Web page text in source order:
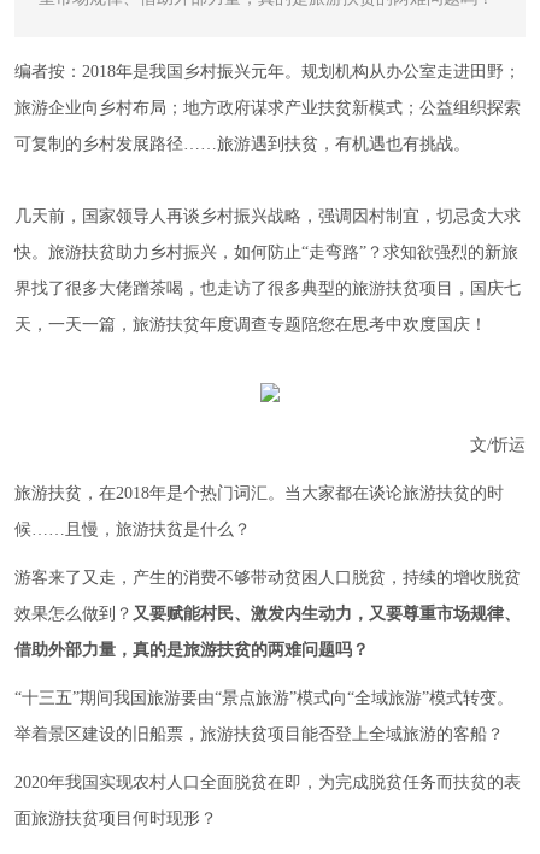
编者按：2018年是我国乡村振兴元年。规划机构从办公室走进田野；
旅游企业向乡村布局；地方政府谋求产业扶贫新模式；公益组织探索
可复制的乡村发展路径……旅游遇到扶贫，有机遇也有挑战。
几天前，国家领导人再谈乡村振兴战略，强调因村制宜，切忌贪大求
快。旅游扶贫助力乡村振兴，如何防止“走弯路”？求知欲强烈的新旅
界找了很多大佬蹭茶喝，也走访了很多典型的旅游扶贫项目，国庆七
天，一天一篇，旅游扶贫年度调查专题陪您在思考中欢度国庆！
文/忻运
旅游扶贫，在2018年是个热门词汇。当大家都在谈论旅游扶贫的时
候……且慢，旅游扶贫是什么？
游客来了又走，产生的消费不够带动贫困人口脱贫，持续的增收脱贫
效果怎么做到？ 又要赋能村民、激发内生动力，又要尊重市场规律、
借助外部力量，真的是旅游扶贫的两难问题吗？
“十三五”期间我国旅游要由“景点旅游”模式向“全域旅游”模式转变。
举着景区建设的旧船票，旅游扶贫项目能否登上全域旅游的客船？
2020年我国实现农村人口全面脱贫在即，为完成脱贫任务而扶贫的表
面旅游扶贫项目何时现形？